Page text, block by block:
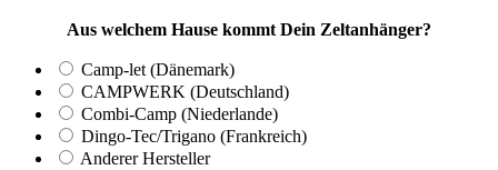
Aus welchem Hause kommt Dein Zeltanhänger?
Camp-let (Dänemark)
CAMPWERK (Deutschland)
Combi-Camp (Niederlande)
Dingo-Tec/Trigano (Frankreich)
Anderer Hersteller